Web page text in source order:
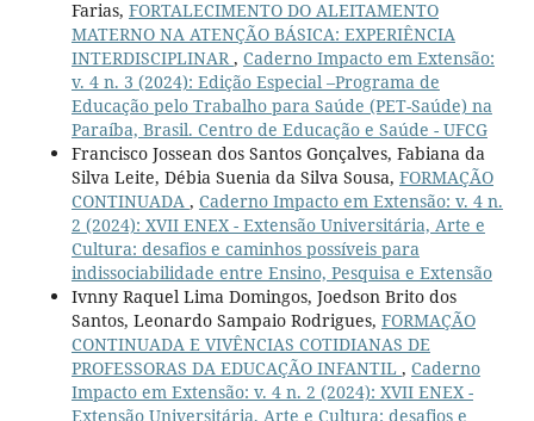
Farias, FORTALECIMENTO DO ALEITAMENTO
MATERNO NA ATENÇÃO BÁSICA: EXPERIÊNCIA
INTERDISCIPLINAR, Caderno Impacto em Extensão:
v. 4 n. 3 (2024): Edição Especial –Programa de
Educação pelo Trabalho para Saúde (PET-Saúde) na
Paraíba, Brasil. Centro de Educação e Saúde - UFCG
Francisco Jossean dos Santos Gonçalves, Fabiana da
Silva Leite, Débia Suenia da Silva Sousa, FORMAÇÃO
CONTINUADA , Caderno Impacto em Extensão: v. 4 n.
2 (2024): XVII ENEX - Extensão Universitária, Arte e
Cultura: desafios e caminhos possíveis para
indissociabilidade entre Ensino, Pesquisa e Extensão
Ivnny Raquel Lima Domingos, Joedson Brito dos
Santos, Leonardo Sampaio Rodrigues, FORMAÇÃO
CONTINUADA E VIVÊNCIAS COTIDIANAS DE
PROFESSORAS DA EDUCAÇÃO INFANTIL , Caderno
Impacto em Extensão: v. 4 n. 2 (2024): XVII ENEX -
Extensão Universitária, Arte e Cultura: desafios e